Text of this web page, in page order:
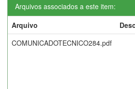
Arquivos associados a este item:
Arquivo
COMUNICADOTECNICO284.pdf